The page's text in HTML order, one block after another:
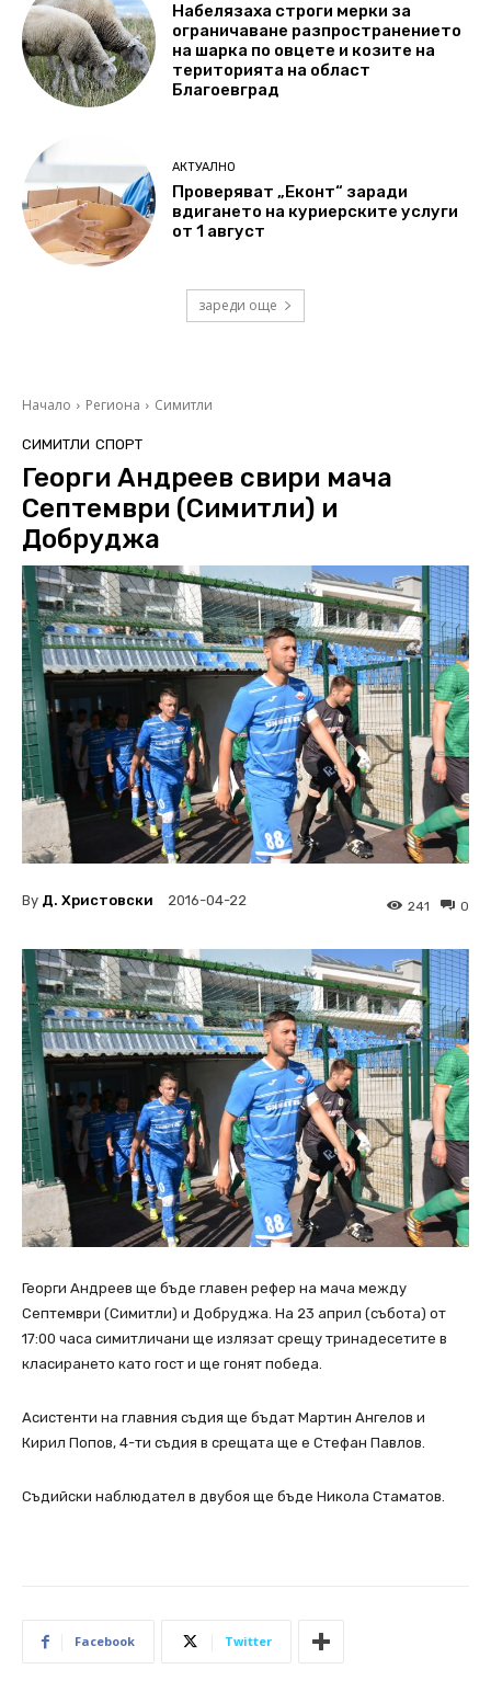
Набелязаха строги мерки за
ограничаване разпространението
на шарка по овцете и козите на
територията на област
Благоевград
АКТУАЛНО
Проверяват „Еконт“ заради
вдигането на куриерските услуги
от 1 август
зареди още